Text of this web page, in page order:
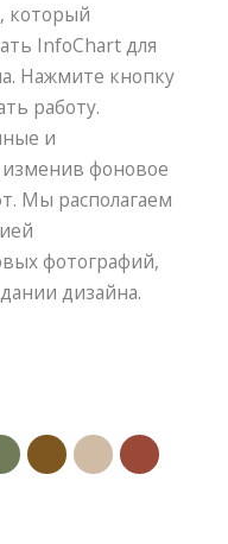
который
InfoChart для
Нажмите кнопку
работу.
и
изменив фоновое
Мы располагаем
фотографий,
дизайна.